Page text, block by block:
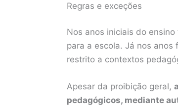
Regras e exceções
Nos anos iniciais do
para a escola. Já nos
restrito a contextos
Apesar da proibição geral,
pedagógicos, mediante